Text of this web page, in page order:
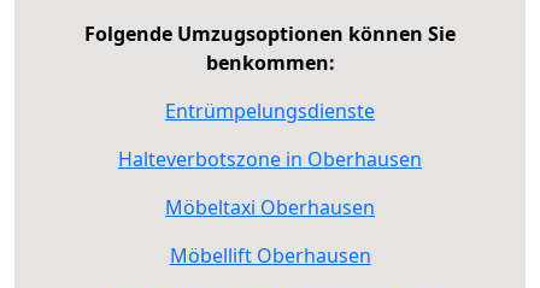
Folgende Umzugsoptionen können Sie
benkommen:
Entrümpelungsdienste
Halteverbotszone in Oberhausen
Möbeltaxi Oberhausen
Möbellift Oberhausen